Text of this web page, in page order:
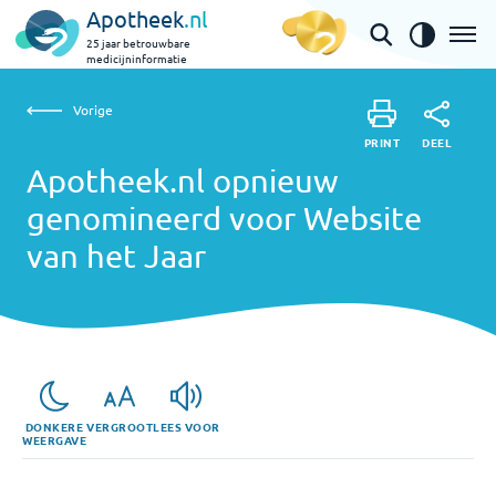
Apotheek.nl
25 jaar betrouwbare
medicijninformatie
Apotheek.nl opnieuw genomineerd voor Website van
Vorige
Apotheek.nl opnieuw
genomineerd voor Website
van het Jaar
PRINT DEEL
DONKERE
WEERGAVE
VERGROOTLEES VOOR